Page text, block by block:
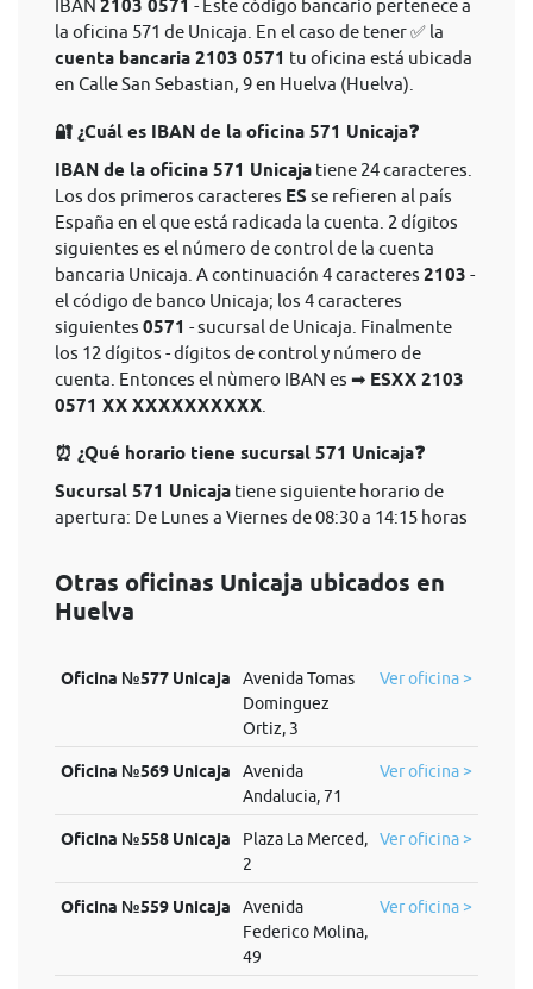
IBAN 2103 0571 - Este código bancario pertenece a
la oficina 571 de Unicaja. En el caso de tener ✅ la
cuenta bancaria 2103 0571 tu oficina está ubicada
en Calle San Sebastian, 9 en Huelva (Huelva).
🔐 ¿Cuál es IBAN de la oficina 571 Unicaja❓
IBAN de la oficina 571 Unicaja tiene 24 caracteres.
Los dos primeros caracteres ES se refieren al país
España en el que está radicada la cuenta. 2 dígitos
siguientes es el número de control de la cuenta
bancaria Unicaja. A continuación 4 caracteres 2103 -
el código de banco Unicaja; los 4 caracteres
siguientes 0571 - sucursal de Unicaja. Finalmente
los 12 dígitos - dígitos de control y número de
cuenta. Entonces el nùmero IBAN es ➡ ESXX 2103
0571 XX XXXXXXXXXX
⏰ ¿Qué horario tiene sucursal 571 Unicaja❓
Sucursal 571 Unicaja tiene siguiente horario de
apertura: De Lunes a Viernes de 08:30 a 14:15 horas
Otras oficinas Unicaja ubicados en
Huelva
Oficina №577 Unicaja
Avenida Tomas
Dominguez
Ortiz, 3
Ver oficina >
Oficina №569 Unicaja
Avenida
Andalucia, 71
Ver oficina >
Oficina №558 Unicaja
Plaza La Merced,
2
Ver oficina >
Oficina №559 Unicaja
Avenida
Federico Molina,
49
Ver oficina >